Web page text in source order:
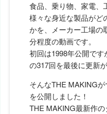
食品、乗り物、家電、
様々な身近な製品がど
かを、メーカー工場の
分程度の動画です。
初回は1998年公開で
の317回を最後に更新
そんなTHE MAKING
を公開しました！
THE MAKING最新作